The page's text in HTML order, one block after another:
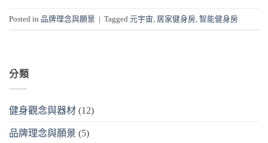
分類
健身觀念與器材 (12)
品牌理念與願景 (5)
Posted in 品牌理念與願景 | Tagged 元宇宙 居家健身房 智能健身房